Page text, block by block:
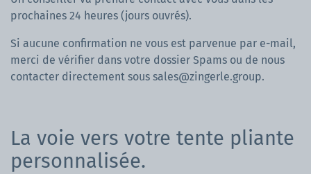
prochaines 24 heures (jours ouvrés).
Si aucune confirmation ne vous est parvenue par e-mail,
merci de vérifier dans votre dossier Spams ou de nous
contacter directement sous sales@zingerle.group.
La voie vers votre tente pliante
personnalisée.